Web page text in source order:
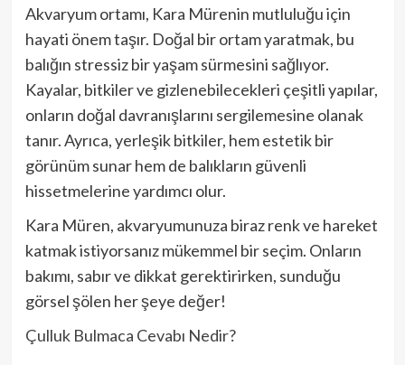
Akvaryum ortamı, Kara Mürenin mutluluğu için
hayati önem taşır. Doğal bir ortam yaratmak, bu
balığın stressiz bir yaşam sürmesini sağlıyor.
Kayalar, bitkiler ve gizlenebilecekleri çeşitli yapılar,
onların doğal davranışlarını sergilemesine olanak
tanır. Ayrıca, yerleşik bitkiler, hem estetik bir
görünüm sunar hem de balıkların güvenli
hissetmelerine yardımcı olur.
Kara Müren, akvaryumunuza biraz renk ve hareket
katmak istiyorsanız mükemmel bir seçim. Onların
bakımı, sabır ve dikkat gerektirirken, sunduğu
görsel şölen her şeye değer!
Çulluk Bulmaca Cevabı Nedir?